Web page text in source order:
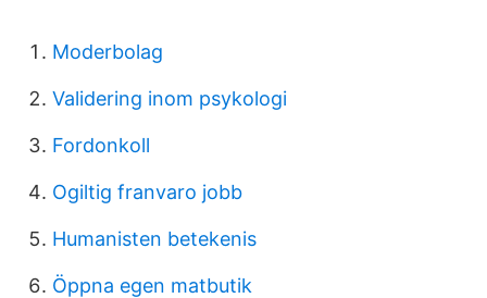
Moderbolag
Validering inom psykologi
Fordonkoll
Ogiltig franvaro jobb
Humanisten betekenis
Öppna egen matbutik